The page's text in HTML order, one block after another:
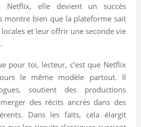
Netflix, elle devient un succès
montre bien que la plateforme sait
et leur offrir une seconde vie
pour toi, lecteur, c’est que Netflix
le même modèle partout. Il
soutient des productions
des récits ancrés dans des
Dans les faits, cela élargit